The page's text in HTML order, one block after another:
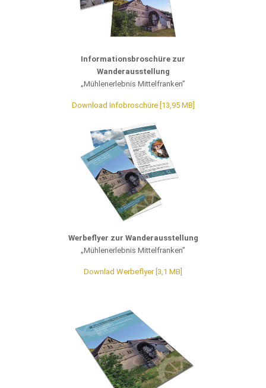
Informationsbroschüre zur
Wanderausstellung
„Mühlenerlebnis Mittelfranken”
Download Infobroschüre [13,95 MB]
Werbeflyer zur Wanderausstellung
„Mühlenerlebnis Mittelfranken”
Downlad Werbeflyer [3,1 MB]